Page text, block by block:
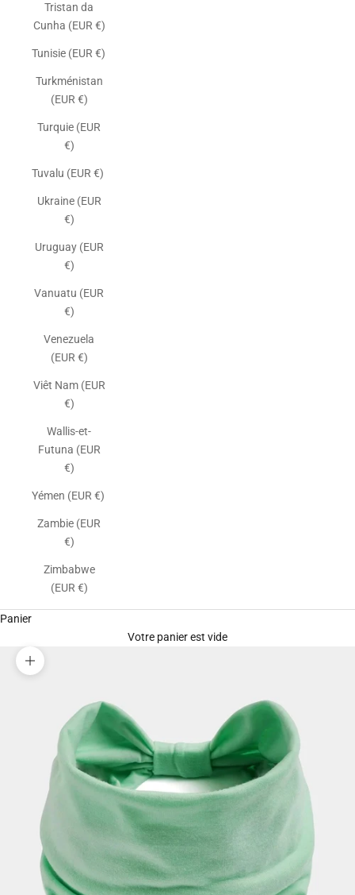
Tristan da
Cunha (EUR €)
Tunisie (EUR €)
Turkménistan
(EUR €)
Turquie (EUR
€)
Tuvalu (EUR €)
Ukraine (EUR
€)
Uruguay (EUR
€)
Vanuatu (EUR
€)
Venezuela
(EUR €)
Viêt Nam (EUR
€)
Wallis-et-
Futuna (EUR
€)
Yémen (EUR €)
Zambie (EUR
€)
Zimbabwe
(EUR €)
Panier
Votre panier est vide
Zoomer sur l'image